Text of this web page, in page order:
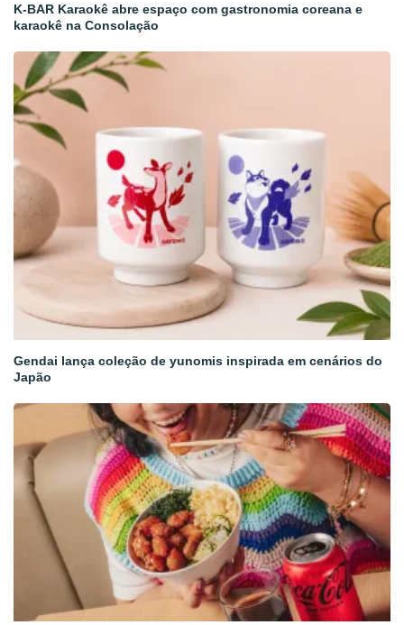
K-BAR Karaokê abre espaço com gastronomia coreana e
karaokê na Consolação
Gendai lança coleção de yunomis inspirada em cenários do
Japão